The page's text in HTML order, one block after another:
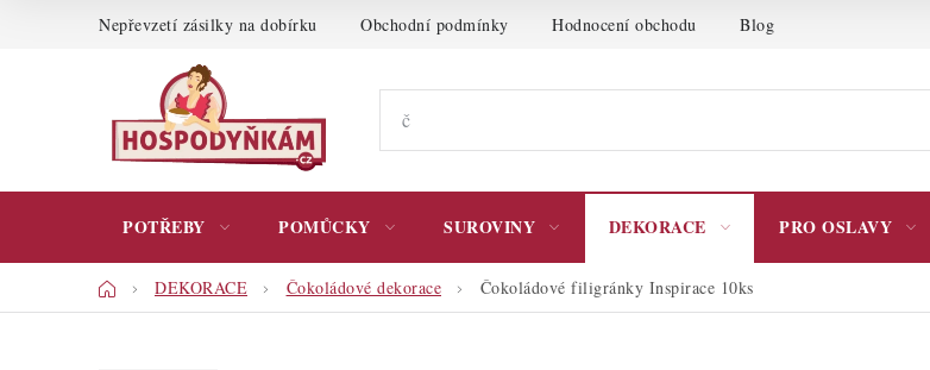
Nepřevzetí zásilky na dobírku Obchodní podmínky Hodnocení obchodu Blog
POTŘEBY POMŮCKY SUROVINY DEKORACE PRO OSLAVY
DomůDEKORACE Čokoládové dekorace Čokoládové filigránky Inspirace 10ks